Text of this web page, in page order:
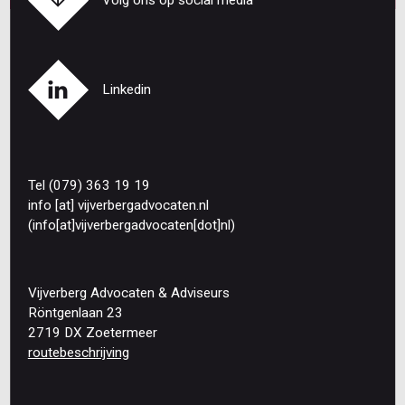
Linkedin
Tel (079) 363 19 19
info [at] vijverbergadvocaten.nl
(info[at]vijverbergadvocaten[dot]nl)
Vijverberg Advocaten & Adviseurs
Röntgenlaan 23
2719 DX Zoetermeer
routebeschrijving